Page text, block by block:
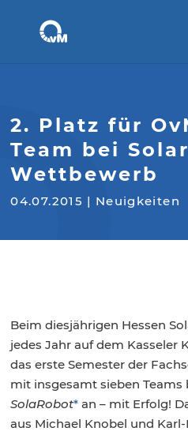
2. Platz für
Team bei
Wettbewerb
04.07.2015 | Neuigkeiten
Beim diesjährigen Hessen
jedes Jahr auf dem Kasseler
das erste Semester der
mit insgesamt sieben Teams
SolaRobot* an – mit Erfolg!
aus Michael Knobel und